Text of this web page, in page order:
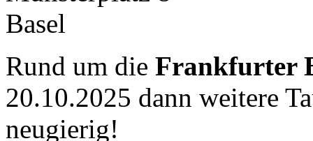
Basel
Rund um die Frankfurter
20.10.2025 dann weitere
neugierig!